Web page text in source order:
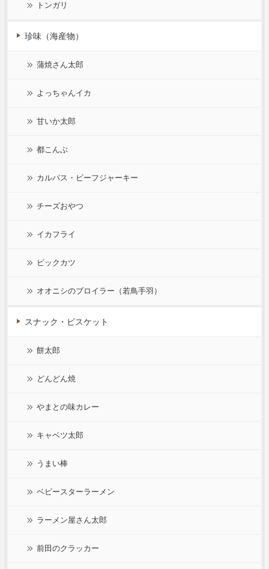
トンガリ
珍味（海産物）
蒲焼さん太郎
よっちゃんイカ
甘いか太郎
都こんぶ
カルパス・ビーフジャーキー
チーズおやつ
イカフライ
ビックカツ
オオニシのブロイラー（若鳥手羽）
スナック・ビスケット
餅太郎
どんどん焼
やまとの味カレー
キャベツ太郎
うまい棒
ベビースターラーメン
ラーメン屋さん太郎
前田のクラッカー